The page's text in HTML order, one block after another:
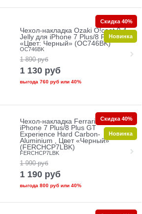
Чехол-накладка Ozaki O!coat 0.4
Jelly для iPhone 7 Plus/8 Plus
«Цвет: Черный» (OC746BK)
OC746BK
1 890 руб
1 130 руб
выгода 760 рубили 40%
Скидка 40%
Новинка
Чехол-накладка Ferrari для
iPhone 7 Plus/8 Plus GT
Experience Hard Carbon-
Aluminium , Цвет «Черный»
(FERCHCP7LBK)
FERCHCP7LBK
1 990 руб
1 190 руб
выгода 800 рубили 40%
Скидка 40%
Новинка